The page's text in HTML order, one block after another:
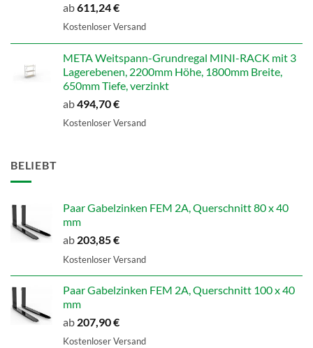
ab611,24€
Kostenloser Versand
META Weitspann-Grundregal MINI-RACK mit 3
Lagerebenen, 2200mm Höhe, 1800mm Breite,
650mm Tiefe, verzinkt
ab494,70€
Kostenloser Versand
BELIEBT
Paar Gabelzinken FEM 2A, Querschnitt 80 x 40
mm
ab 203,85€
Kostenloser Versand
Paar Gabelzinken FEM 2A, Querschnitt 100 x 40
mm
ab 207,90€
Kostenloser Versand